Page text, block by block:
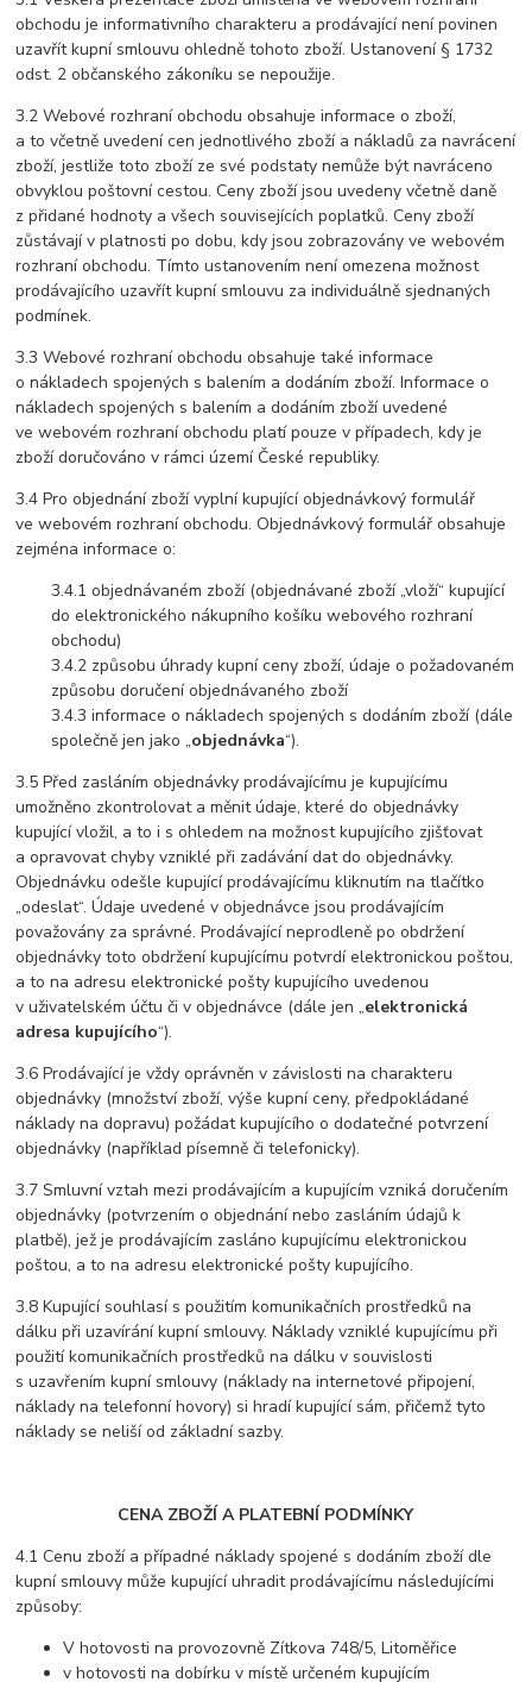
obchodu je informativního charakteru a prodávající není povinen
uzavřít kupní smlouvu ohledně tohoto zboží. Ustanovení § 1732
odst. 2 občanského zákoníku se nepoužije.
3.2 Webové rozhraní obchodu obsahuje informace o zboží,
a to včetně uvedení cen jednotlivého zboží a nákladů za navrácení
zboží, jestliže toto zboží ze své podstaty nemůže být navráceno
obvyklou poštovní cestou. Ceny zboží jsou uvedeny včetně daně
z přidané hodnoty a všech souvisejících poplatků. Ceny zboží
zůstávají v platnosti po dobu, kdy jsou zobrazovány ve webovém
rozhraní obchodu. Tímto ustanovením není omezena možnost
prodávajícího uzavřít kupní smlouvu za individuálně sjednaných
podmínek.
3.3 Webové rozhraní obchodu obsahuje také informace
o nákladech spojených s balením a dodáním zboží. Informace o
nákladech spojených s balením a dodáním zboží uvedené
ve webovém rozhraní obchodu platí pouze v případech, kdy je
zboží doručováno v rámci území České republiky.
3.4 Pro objednání zboží vyplní kupující objednávkový formulář
ve webovém rozhraní obchodu. Objednávkový formulář obsahuje
zejména informace o:
3.4.1 objednávaném zboží (objednávané zboží „vloží“ kupující
do elektronického nákupního košíku webového rozhraní
obchodu)
3.4.2 způsobu úhrady kupní ceny zboží, údaje o požadovaném
způsobu doručení objednávaného zboží
3.4.3 informace o nákladech spojených s dodáním zboží (dále
společně jen jako „objednávka“).
3.5 Před zasláním objednávky prodávajícímu je kupujícímu
umožněno zkontrolovat a měnit údaje, které do objednávky
kupující vložil, a to i s ohledem na možnost kupujícího zjišťovat
a opravovat chyby vzniklé při zadávání dat do objednávky.
Objednávku odešle kupující prodávajícímu kliknutím na tlačítko
„odeslat“. Údaje uvedené v objednávce jsou prodávajícím
považovány za správné. Prodávající neprodleně po obdržení
objednávky toto obdržení kupujícímu potvrdí elektronickou poštou,
a to na adresu elektronické pošty kupujícího uvedenou
v uživatelském účtu či v objednávce (dále jen „elektronická
adresa kupujícího“).
3.6 Prodávající je vždy oprávněn v závislosti na charakteru
objednávky (množství zboží, výše kupní ceny, předpokládané
náklady na dopravu) požádat kupujícího o dodatečné potvrzení
objednávky (například písemně či telefonicky).
3.7 Smluvní vztah mezi prodávajícím a kupujícím vzniká doručením
objednávky (potvrzením o objednání nebo zasláním údajů k
platbě), jež je prodávajícím zasláno kupujícímu elektronickou
poštou, a to na adresu elektronické pošty kupujícího.
3.8 Kupující souhlasí s použitím komunikačních prostředků na
dálku při uzavírání kupní smlouvy. Náklady vzniklé kupujícímu při
použití komunikačních prostředků na dálku v souvislosti
s uzavřením kupní smlouvy (náklady na internetové připojení,
náklady na telefonní hovory) si hradí kupující sám, přičemž tyto
náklady se neliší od základní sazby.
CENA ZBOŽÍ A PLATEBNÍ PODMÍNKY
4.1 Cenu zboží a případné náklady spojené s dodáním zboží dle
kupní smlouvy může kupující uhradit prodávajícímu následujícími
způsoby:
V hotovosti na provozovně Zítkova 748/5, Litoměřice
v hotovosti na dobírku v místě určeném kupujícím